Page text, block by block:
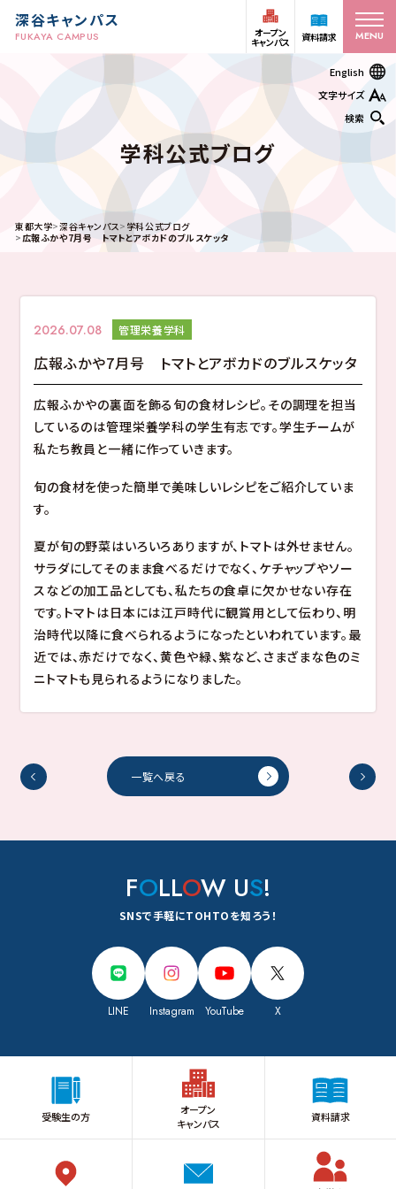
深谷キャンパス
FUKAYA CAMPUS
English
文字サイズ
検索
オープン
キャンパス 資料請求
受験生の方 資料請求
アクセス お問い合わせ
保護者の方
ヒューマンケア学部 看護学科
管理栄養学部 管理栄養学科
キャンパスライフ
キャンパスライフ
キャンパスマップ
東都大学で学ぶ先輩たち
クラブ・サークル
キャンパスギャラリー
就職
就職
国家試験合格率
就職実績
国家試験対策
地域貢献・研究活動
訪問者別
在学生・保護者の方
卒業生の方
地域一般・企業の方
大学案内
基本情報
情報公開
大学ガイド
東都大学の取り組み
キャンパスマップ・アクセス
サイトマップこのサイトについて 個人情報保護方針
音声ブラウザへの対応関連リンク教職員
MENU
東都大学 深谷キャンパス
学科公式ブログ
広報ふかや7月号 トマトとアボカドのブルスケッタ
学科公式ブログ
2026.07.08 管理栄養学科
広報ふかや7月号 トマトとアボカドのブルスケッタ
広報ふかやの裏面を飾る旬の食材レシピ。その調理を担当
しているのは管理栄養学科の学生有志です。学生チームが
私たち教員と一緒に作っていきます。
旬の食材を使った簡単で美味しいレシピをご紹介していま
す。
夏が旬の野菜はいろいろありますが、トマトは外せません。
サラダにしてそのまま食べるだけでなく、ケチャップやソー
スなどの加工品としても、私たちの食卓に欠かせない存在
です。トマトは日本には江戸時代に観賞用として伝わり、明
治時代以降に食べられるようになったといわれています。最
近では、赤だけでなく、黄色や緑、紫など、さまざまな色のミ
ニトマトも見られるようになりました。
一覧へ戻る
FOLLOW US!
SNSで手軽にTOHTOを知ろう！
LINE Instagram YouTube X
受験生の方
オープン
キャンパス
資料請求